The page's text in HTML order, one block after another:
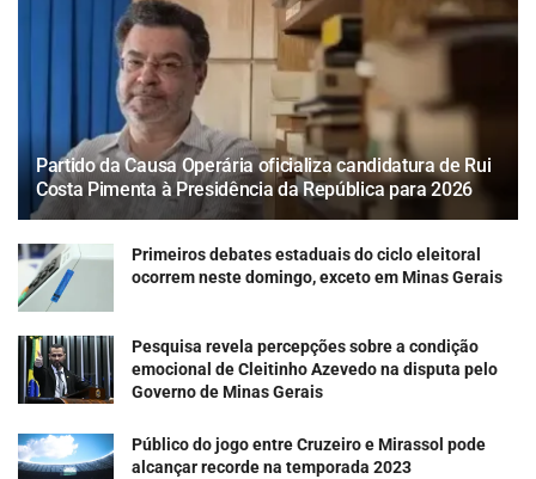
Partido da Causa Operária oficializa candidatura de Rui
Costa Pimenta à Presidência da República para 2026
Primeiros debates estaduais do ciclo eleitoral
ocorrem neste domingo, exceto em Minas Gerais
Pesquisa revela percepções sobre a condição
emocional de Cleitinho Azevedo na disputa pelo
Governo de Minas Gerais
Público do jogo entre Cruzeiro e Mirassol pode
alcançar recorde na temporada 2023